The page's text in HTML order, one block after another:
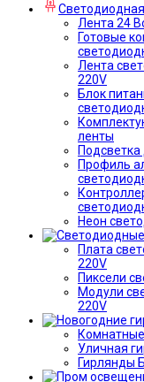
Лента 24
Готовые
Лента
220V
Блок
ленты
Подсветка
Профиль
Неон
Плата
220V
Пиксели
Модули
220V
Уличная
Гирлянды